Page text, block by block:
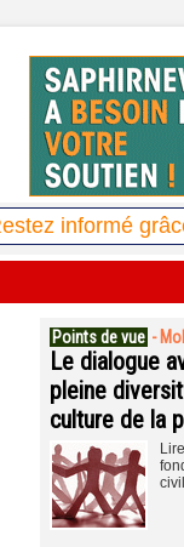
Points de vue -
Le dialogue
pleine
culture de la